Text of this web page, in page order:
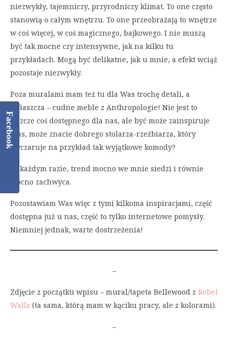
niezwykły, tajemniczy, przyrodniczy klimat. To one często
stanowią o całym wnętrzu. To one przeobrażają to wnętrze
w coś więcej, w coś magicznego, bajkowego. I nie muszą
być tak mocne czy intensywne, jak na kilku tu
przykładach. Mogą być delikatne, jak u mnie, a efekt wciąż
pozostaje niezwykły.
Poza muralami mam też tu dla Was trochę detali, a
zwłaszcza – cudne meble z Anthropologie! Nie jest to
jeszcze coś dostępnego dla nas, ale być może zainspiruje
Was, może znacie dobrego stolarza-rzeźbiarza, który
wyczaruje na przykład tak wyjątkowe komody?
W każdym razie, trend mocno we mnie siedzi i równie
mocno zachwyca.
Pozostawiam Was więc z tymi kilkoma inspiracjami, część
dostępna już u nas, część to tylko internetowe pomysły.
Niemniej jednak, warte dostrzeżenia!
–
Zdjęcie z początku wpisu – mural/tapeta Bellewood z Rebel
Walls (ta sama, którą mam w kąciku pracy, ale z kolorami).
–
Facebook